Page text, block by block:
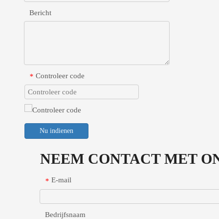
Bericht
* Controleer code
Nu indienen
NEEM CONTACT MET
* E-mail
Bedrijfsnaam